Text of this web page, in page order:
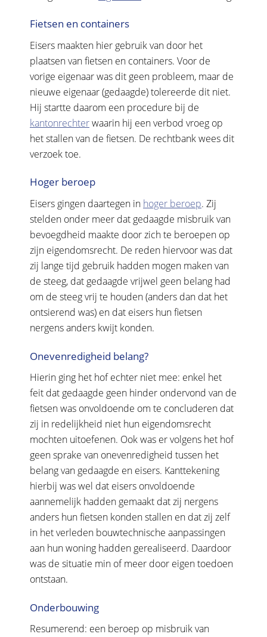
Fietsen en containers
Eisers maakten hier gebruik van door het
plaatsen van fietsen en containers. Voor de
vorige eigenaar was dit geen probleem, maar de
nieuwe eigenaar (gedaagde) tolereerde dit niet.
Hij startte daarom een procedure bij de
kantonrechterwaarin hij een verbod vroeg op
het stallen van de fietsen. De rechtbank wees dit
verzoek toe.
Hoger beroep
Eisers gingen daartegen in hoger beroep. Zij
stelden onder meer dat gedaagde misbruik van
bevoegdheid maakte door zich te beroepen op
zijn eigendomsrecht. De reden hiervoor was dat
zij lange tijd gebruik hadden mogen maken van
de steeg, dat gedaagde vrijwel geen belang had
om de steeg vrij te houden (anders dan dat het
ontsierend was) en dat eisers hun fietsen
nergens anders kwijt konden.
Onevenredigheid belang?
Hierin ging het hof echter niet mee: enkel het
feit dat gedaagde geen hinder ondervond van de
fietsen was onvoldoende om te concluderen dat
zij in redelijkheid niet hun eigendomsrecht
mochten uitoefenen. Ook was er volgens het hof
geen sprake van onevenredigheid tussen het
belang van gedaagde en eisers. Kanttekening
hierbij was wel dat eisers onvoldoende
aannemelijk hadden gemaakt dat zij nergens
anders hun fietsen konden stallen en dat zij zelf
in het verleden bouwtechnische aanpassingen
aan hun woning hadden gerealiseerd. Daardoor
was de situatie min of meer door eigen toedoen
ontstaan.
Onderbouwing
Resumerend: een beroep op misbruik van